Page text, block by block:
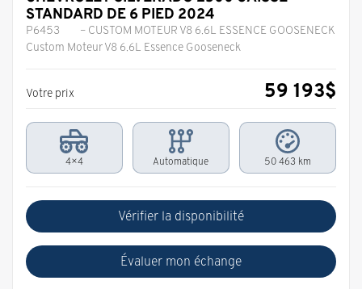
STANDARD DE 6 PIED 2024
P6453
– CUSTOM MOTEUR V8 6.6L ESSENCE GOOSENECK
Custom Moteur V8 6.6L Essence Gooseneck
Votre prix 59 193$
4×4 Automatique 50 463 km
Vérifier la disponibilité
Évaluer mon échange